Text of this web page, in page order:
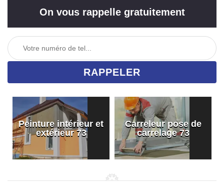
On vous rappelle gratuitement
Peinture intérieur et
extérieur 73
Carreleur pose de
carrelage 73